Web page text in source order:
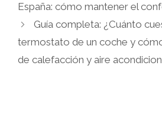
España: cómo mantener el
Guía completa: ¿Cuánto
termostato de un coche y
de calefacción y aire